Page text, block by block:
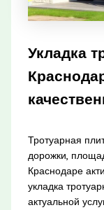
Укладка
Тротуарная
дорожки,
Краснодаре
укладка
актуальной